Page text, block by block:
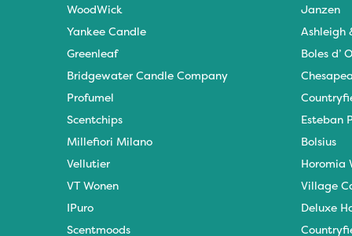
Paulien De Koning - 26 augustus 2024
Heerlijke geur🩷
WoodWick
Yankee Candle
Greenleaf
Bridgewater Candle Company
Profumel
Scentchips
Millefiori Milano
Vellutier
VT Wonen
IPuro
Scentmoods
Janzen
Ashleigh
Boles d’
Esteban
Bolsius
Horomia
Village
Deluxe